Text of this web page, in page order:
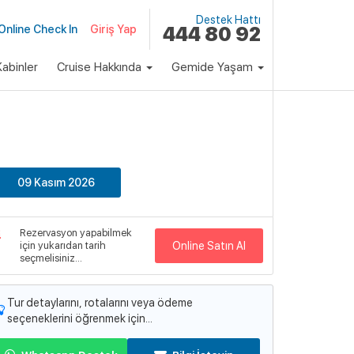
Check In Giriş Yap
Destek Hattı
444 80 92
Cruise Hakkında Gemide Yaşam
of the Seas
Detayları
09 Kasım 2026
Rezervasyon yapabilmek
için yukarıdan tarih
seçmelisiniz...
Online Satın Al
Tur detaylarını, rotalarını veya ödeme
seçeneklerini öğrenmek için...